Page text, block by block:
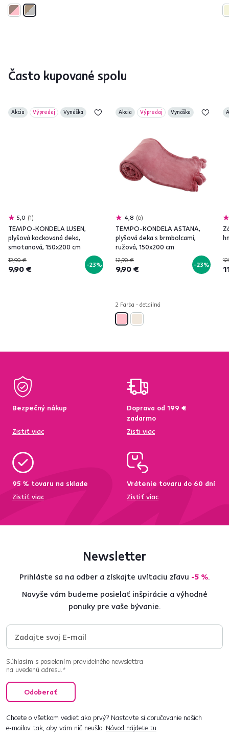
Často kupované spolu
Akcia Výpredaj Vynáška
5,0 1
TEMPO-KONDELA LUSEN,
plyšová kockovaná deka,
smotanová, 150x200 cm
12,90 €
9,90 € -23%
Akcia Výpredaj Vynáška
4,8 6
TEMPO-KONDELA ASTANA,
plyšová deka s brmbolcami,
ružová, 150x200 cm
12,90 €
9,90 € -23%
2 Farba - detailná
Bezpečný nákup
Zistiť viac
Doprava od 199 €
zadarmo
Zisti viac
95 % tovaru na sklade
Zistiť viac
Vrátenie tovaru do 60 dní
Zistiť viac
Newsletter
Prihláste sa na odber a získajte uvítaciu zľavu -5 %.
Navyše vám budeme posielať inšpirácie a výhodné
ponuky pre vaše bývanie.
Súhlasím s posielaním pravidelného newslettra
na uvedenú adresu.*
Odoberať
Chcete o všetkom vedieť ako prvý? Nastavte si doručovanie našich
e‑mailov tak, aby vám nič neušlo. Návod nájdete tu.